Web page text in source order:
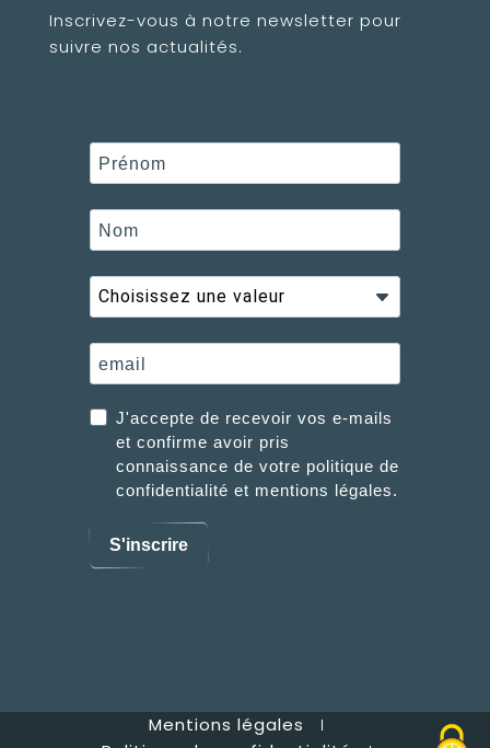
Inscrivez-vous à notre newsletter pour
suivre nos actualités.
J'accepte de recevoir vos e-mails
et confirme avoir pris
connaissance de votre politique de
confidentialité et mentions légales.
S'inscrire
Mentions légales